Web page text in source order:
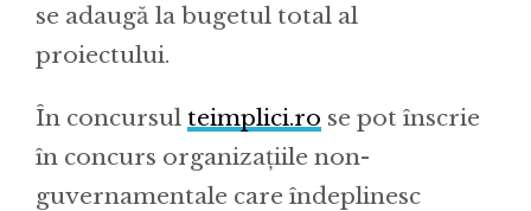
se adaugă la bugetul total al
proiectului.
În concursul teimplici.ro se pot înscrie
în concurs organizaţiile non-
guvernamentale care îndeplinesc